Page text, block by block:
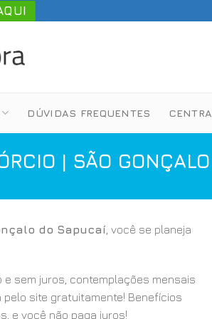
DÚVIDAS FREQUENTES
| SÃO
do Sapucaí , você se planeja
sem juros, contemplações mensais
site gratuitamente! Benefícios
e você não paga juros!